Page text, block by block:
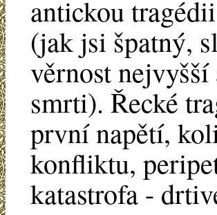
antickou
(jak jsi špatný,
věrnost
smrti). Řecké
první napětí,
konfliktu,
katastrofa -